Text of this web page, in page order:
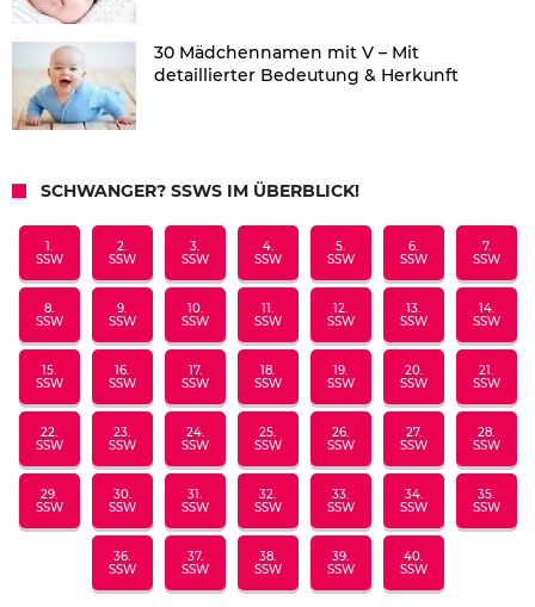
30 Mädchennamen mit V – Mit
detaillierter Bedeutung & Herkunft
SCHWANGER? SSWS IM ÜBERBLICK!
1.
SSW
2.
SSW
3.
SSW
4.
SSW
5.
SSW
6.
SSW
7.
SSW
8.
SSW
9.
SSW
10.
SSW
11.
SSW
12.
SSW
13.
SSW
14.
SSW
15.
SSW
16.
SSW
17.
SSW
18.
SSW
19.
SSW
20.
SSW
21.
SSW
22.
SSW
23.
SSW
24.
SSW
25.
SSW
26.
SSW
27.
SSW
28.
SSW
29.
SSW
30.
SSW
31.
SSW
32.
SSW
33.
SSW
34.
SSW
35.
SSW
36.
SSW
37.
SSW
38.
SSW
39.
SSW
40.
SSW